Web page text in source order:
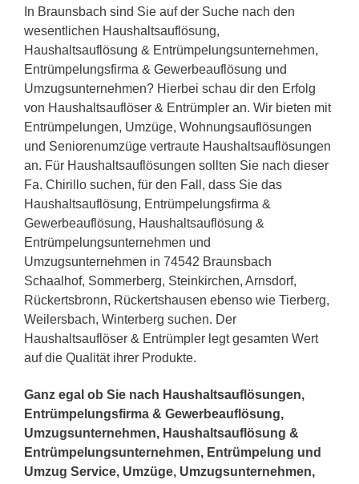
In Braunsbach sind Sie auf der Suche nach den
wesentlichen Haushaltsauflösung,
Haushaltsauflösung & Entrümpelungsunternehmen,
Entrümpelungsfirma & Gewerbeauflösung und
Umzugsunternehmen? Hierbei schau dir den Erfolg
von Haushaltsauflöser & Entrümpler an. Wir bieten mit
Entrümpelungen, Umzüge, Wohnungsauflösungen
und Seniorenumzüge vertraute Haushaltsauflösungen
an. Für Haushaltsauflösungen sollten Sie nach dieser
Fa. Chirillo suchen, für den Fall, dass Sie das
Haushaltsauflösung, Entrümpelungsfirma &
Gewerbeauflösung, Haushaltsauflösung &
Entrümpelungsunternehmen und
Umzugsunternehmen in 74542 Braunsbach
Schaalhof, Sommerberg, Steinkirchen, Arnsdorf,
Rückertsbronn, Rückertshausen ebenso wie Tierberg,
Weilersbach, Winterberg suchen. Der
Haushaltsauflöser & Entrümpler legt gesamten Wert
auf die Qualität ihrer Produkte.
Ganz egal ob Sie nach Haushaltsauflösungen,
Entrümpelungsfirma & Gewerbeauflösung,
Umzugsunternehmen, Haushaltsauflösung &
Entrümpelungsunternehmen, Entrümpelung und
Umzug Service, Umzüge, Umzugsunternehmen,